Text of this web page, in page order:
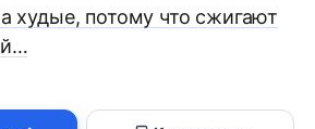
худые, потому что сжигают